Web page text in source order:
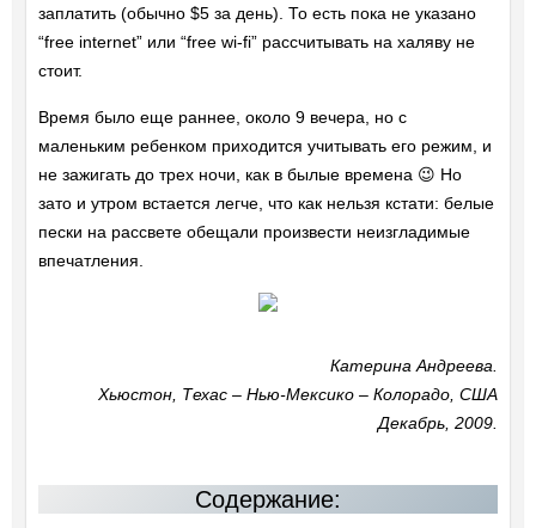
заплатить (обычно $5 за день). То есть пока не указано
“free internet” или “free wi-fi” рассчитывать на халяву не
стоит.
Время было еще раннее, около 9 вечера, но с
маленьким ребенком приходится учитывать его режим, и
не зажигать до трех ночи, как в былые времена 😉 Но
зато и утром встается легче, что как нельзя кстати: белые
пески на рассвете обещали произвести неизгладимые
впечатления.
Катерина Андреева.
Хьюстон, Техас – Нью-Мексико – Колорадо, США
Декабрь, 2009.
Содержание: